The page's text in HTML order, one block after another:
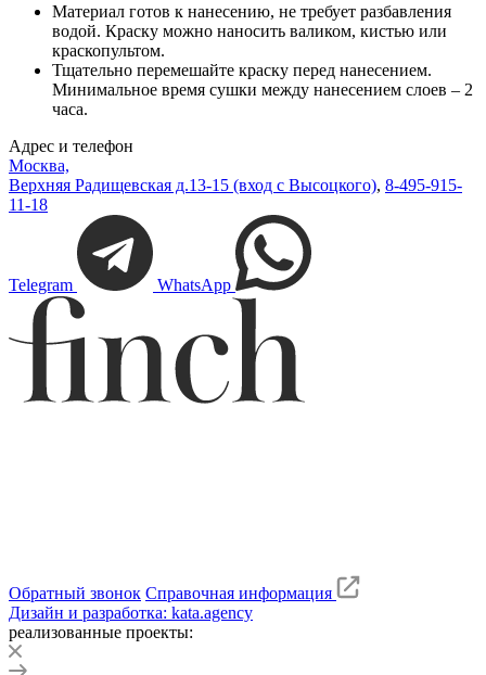
Материал готов к нанесению, не требует разбавления
водой. Краску можно наносить валиком, кистью или
краскопультом.
Тщательно перемешайте краску перед нанесением.
Минимальное время сушки между нанесением слоев – 2
часа.
Адрес и телефон
Москва,
Верхняя Радищевская д.13-15 (вход с Высоцкого), 8-495-915-
11-18
Telegram WhatsApp
Обратный звонок Справочная информация
Дизайн и разработка: kata.agency
реализованные проекты: